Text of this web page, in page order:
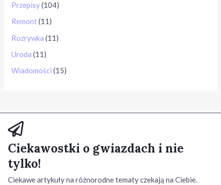
Przepisy(104)
Remont (11)
Rozrywka (11)
Uroda (11)
Wiadomości (15)
Ciekawostki o gwiazdach i nie
tylko!
Ciekawe artykuły na różnorodne tematy czekają na Ciebie.